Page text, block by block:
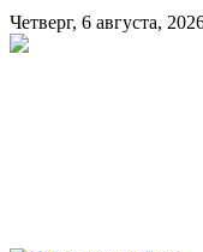
Четверг, 6 августа,